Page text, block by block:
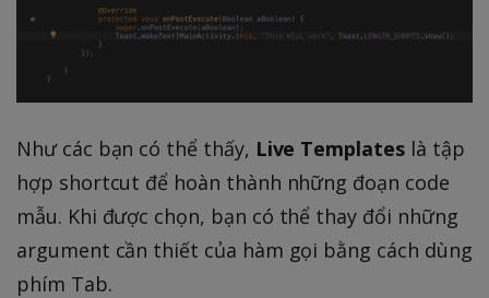
Như các bạn có thể thấy, Live Templateslà tập
hợp shortcut để hoàn thành những đoạn code
mẫu. Khi được chọn, bạn có thể thay đổi những
argument cần thiết của hàm gọi bằng cách dùng
phím Tab.